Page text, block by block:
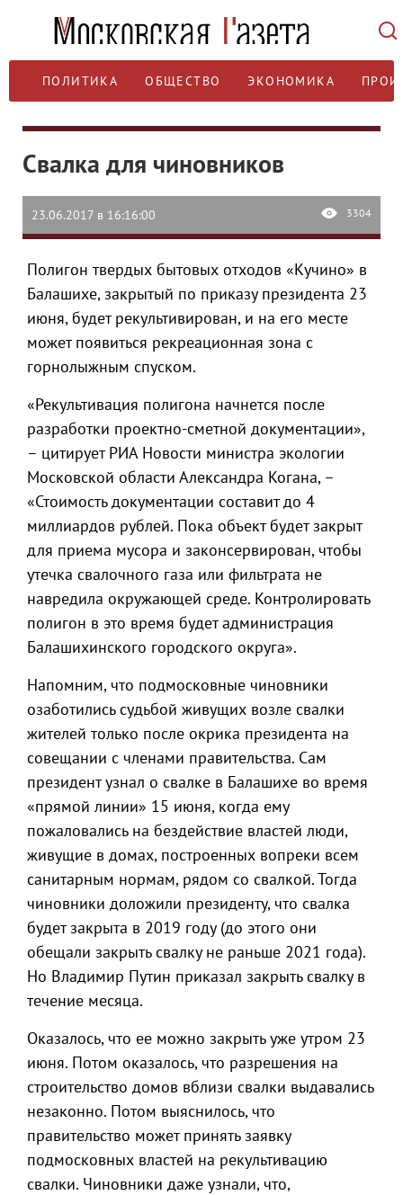
ПОЛИТИКА ОБЩЕСТВО ЭКОНОМИКА
Свалка для чиновников
23.06.2017 в 16:16:00 3304
Полигон твердых бытовых отходов «Кучино» в
Балашихе, закрытый по приказу президента 23
июня, будет рекультивирован, и на его месте
может появиться рекреационная зона с
горнолыжным спуском.
«Рекультивация полигона начнется после
разработки проектно-сметной документации»,
– цитирует РИА Новости министра экологии
Московской области Александра Когана, –
«Стоимость документации составит до 4
миллиардов рублей. Пока объект будет закрыт
для приема мусора и законсервирован, чтобы
утечка свалочного газа или фильтрата не
навредила окружающей среде. Контролировать
полигон в это время будет администрация
Балашихинского городского округа».
Напомним, что подмосковные чиновники
озаботились судьбой живущих возле свалки
жителей только после окрика президента на
совещании с членами правительства. Сам
президент узнал о свалке в Балашихе во время
«прямой линии» 15 июня, когда ему
пожаловались на бездействие властей люди,
живущие в домах, построенных вопреки всем
санитарным нормам, рядом со свалкой. Тогда
чиновники доложили президенту, что свалка
будет закрыта в 2019 году (до этого они
обещали закрыть свалку не раньше 2021 года).
Но Владимир Путин приказал закрыть свалку в
течение месяца.
Оказалось, что ее можно закрыть уже утром 23
июня. Потом оказалось, что разрешения на
строительство домов вблизи свалки выдавались
незаконно. Потом выяснилось, что
правительство может принять заявку
подмосковных властей на рекультивацию
свалки. Чиновники даже узнали, что,